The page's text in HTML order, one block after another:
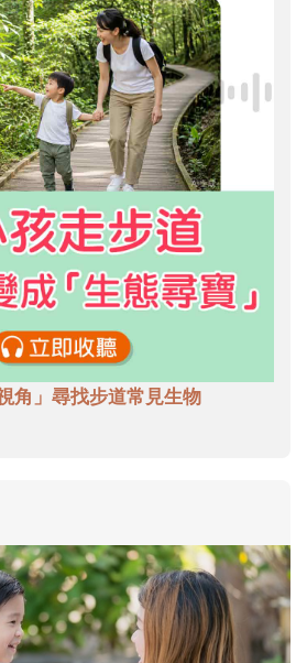
角」尋找步道常見生物
的那個男人│讀懂父親的